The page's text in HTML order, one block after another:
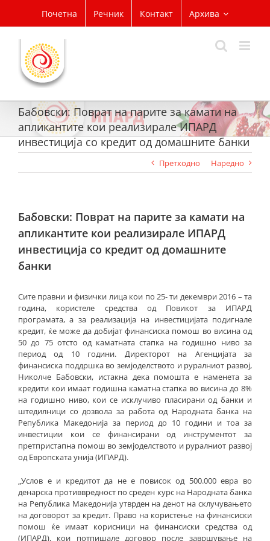
content
Почетна Речник Контакт Архива
Бабовски: Поврат на парите за камати на
апликантите кои реализирале ИПАРД
инвестиција со кредит од домашните банки
Претходно Наредно
Бабовски: Поврат на парите за камати на
апликантите кои реализирале ИПАРД
инвестиција со кредит од домашните
банки
Сите правни и физички лица кои по 25- ти декември 2016 – та
година, користеле средства од Повикот за ИПАРД
програмата, а за реализација на инвестицијата подигнале
кредит, ќе може да добијат финансиска помош во висина од
50 до 75 отсто од каматната стапка на годишно ниво за
период од 10 години. Директорот на Агенцијата за
финансиска поддршка во земјоделството и руралниот развој,
Николче Бабовски, истакна дека помошта е наменета за
кредити кои имаат годишна каматна стапка во висина до 8%
на годишно ниво, кои се исклучиво пласирани од банки и
штедилници со дозвола за работа од Народната банка на
Република Македонија за период до 10 години и тоа за
инвестиции кои се финансирани од инструментoт за
претпристапна помош во земјоделството и руралниот развој
од Европската унија (ИПАРД).
„Услов е и кредитот да не е повисок од 500.000 евра во
денарска противвредност по среден курс на Народната банка
на Република Македонија утврден на денот на склучувањето
на договорот за кредит. Право на користење на финансиски
помош ќе имаат корисници на финансиски средства од
(ИПАРД), кои потпишале договор после завршување на